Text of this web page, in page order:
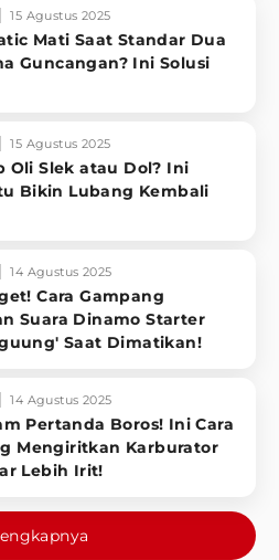
15 Agustus 2025
Mati Saat Standar Dua
Guncangan? Ini Solusi
15 Agustus 2025
Oli Slek atau Dol? Ini
Bikin Lubang Kembali
14 Agustus 2025
Cara Gampang
Suara Dinamo Starter
Saat Dimatikan!
14 Agustus 2025
Pertanda Boros! Ini Cara
Mengiritkan Karburator
Lebih Irit!